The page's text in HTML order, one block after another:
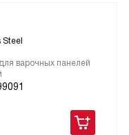
Steel
варочных панелей